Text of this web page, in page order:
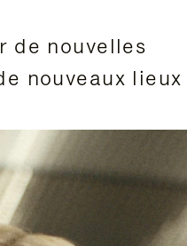
de nouvelles
nouveaux lieux